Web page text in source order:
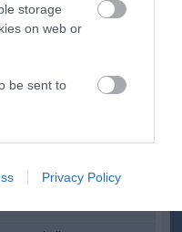
storage
on web or
be sent to
me
on web or
Privacy Policy
előretekintő program kell